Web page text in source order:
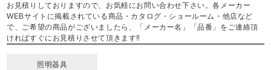
お見積りしておりますので、お気軽にお問い合わせ下さい。各メーカー
WEBサイトに掲載されている商品・カタログ・ショールーム・他店など
で、ご希望の商品がございましたら、「メーカー名」「品番」をご連絡頂
ければすぐにお見積りさせて頂きます‼
照明器具